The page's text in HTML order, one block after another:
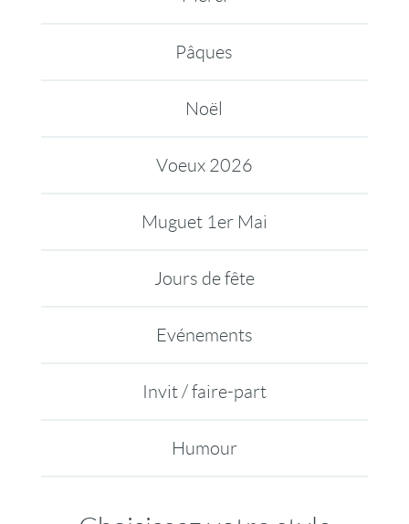
Pâques
Noël
Voeux 2026
Muguet 1er Mai
Jours de fête
Evénements
Invit / faire-part
Humour